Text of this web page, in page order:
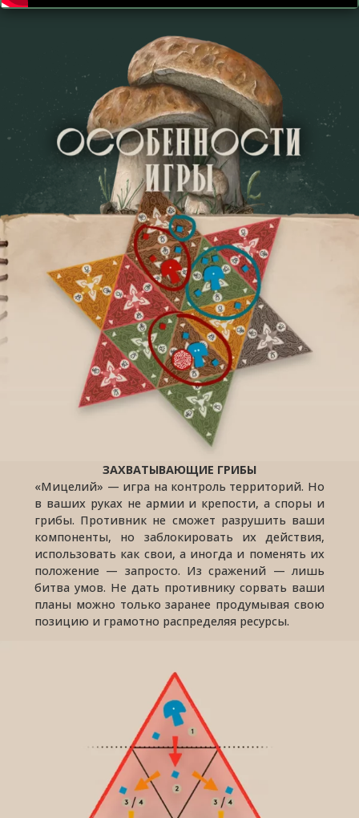
ЗАХВАТЫВАЮЩИЕ ГРИБЫ
«Мицелий» — игра на контроль территорий. Но
в ваших руках не армии и крепости, а споры и
грибы. Противник не сможет разрушить ваши
компоненты, но заблокировать их действия,
использовать как свои, а иногда и поменять их
положение — запросто. Из сражений — лишь
битва умов. Не дать противнику сорвать ваши
планы можно только заранее продумывая свою
позицию и грамотно распределяя ресурсы.